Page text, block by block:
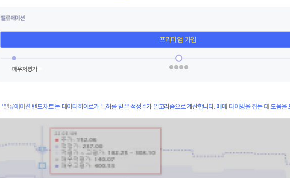
밸류에이션
프리미엄 가입
'밸류에이션 밴드차트'는 데이터히어로가 특허를 받은 적정주가 알고리즘으로 계산합니다. 매매 타이밍을 잡는 데 도움을